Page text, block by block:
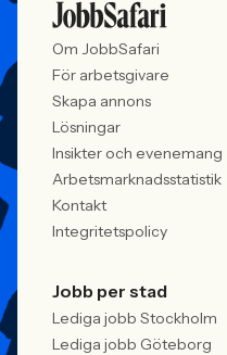
Om JobbSafari
För arbetsgivare
Skapa annons
Lösningar
Insikter och evenemang
Arbetsmarknadsstatistik
Kontakt
Integritetspolicy
Jobb per stad
Lediga jobb Stockholm
Lediga jobb Göteborg